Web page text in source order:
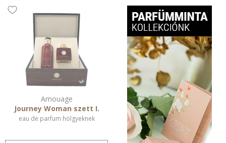
Amouage
Journey Woman szett I.
eau de parfum hölgyeknek